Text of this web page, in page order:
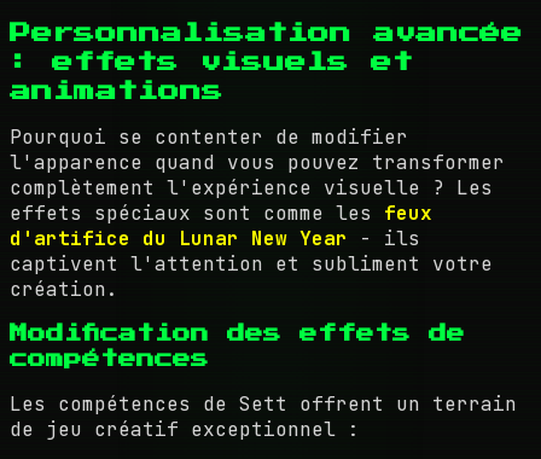
Personnalisation avancée
: effets visuels et
animations
Pourquoi se contenter de modifier
l'apparence quand vous pouvez transformer
complètement l'expérience visuelle ? Les
effets spéciaux sont comme les feux
d'artifice du Lunar New Year - ils
captivent l'attention et subliment votre
création.
Modification des effets de
compétences
Les compétences de Sett offrent un terrain
de jeu créatif exceptionnel :